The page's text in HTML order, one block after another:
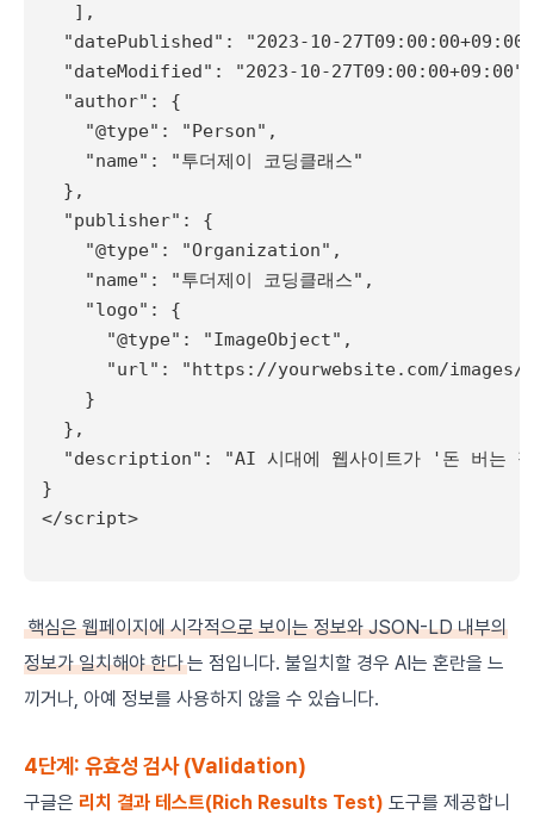
   ],
"datePublished": "2023-10-
  "dateModified": "2023-10-27T09:00:00+09:00",
  "author": {
    "@type": "Person",
    "name": "투더제이 코딩클래스"
  },
  "publisher": {
    "@type": "Organization",
    "name": "투더제이 코딩클래스",
    "logo": {
      "@type": "ImageObject",
"url": "https://yourwebsite.com/images/
    }
  },
"description": "AI 시대에 웹사이트가 '돈 버는
}
</script>
핵심은 웹페이지에 시각적으로 보이는 정보와 JSON-LD 내부의
정보가 일치해야 한다는 점입니다. 불일치할 경우 AI는 혼란을 느
끼거나, 아예 정보를 사용하지 않을 수 있습니다.
4단계: 유효성 검사 (Validation)
구글은 리치 결과 테스트(Rich Results Test) 도구를 제공합니